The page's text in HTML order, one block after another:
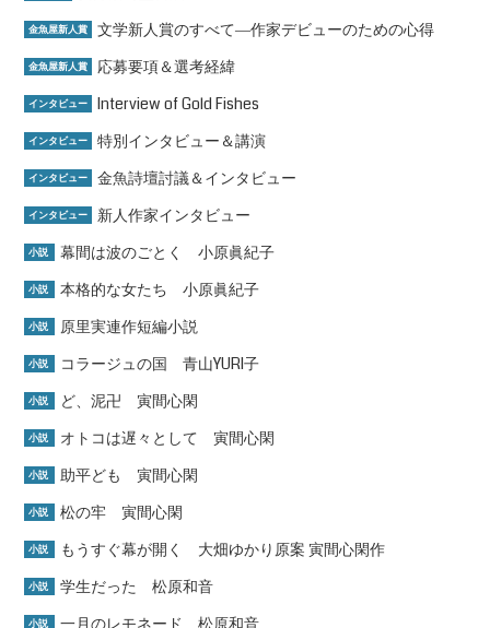
金魚屋新人賞 文学新人賞のすべて―作家デビューのための心得
金魚屋新人賞 応募要項＆選考経緯
インタビュー Interview of Gold Fishes
インタビュー 特別インタビュー＆講演
インタビュー 金魚詩壇討議＆インタビュー
インタビュー 新人作家インタビュー
小説 幕間は波のごとく 小原眞紀子
小説 本格的な女たち 小原眞紀子
小説 原里実連作短編小説
小説 コラージュの国 青山YURI子
小説 ど、泥卍 寅間心閑
小説 オトコは遅々として 寅間心閑
小説 助平ども 寅間心閑
小説 松の牢 寅間心閑
小説 もうすぐ幕が開く 大畑ゆかり原案 寅間心閑作
小説 学生だった 松原和音
小説 一月のレモネード 松原和音